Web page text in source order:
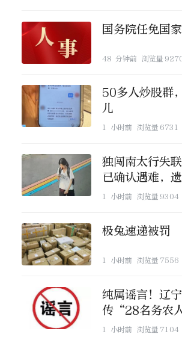
国务院任免国
48 分钟前 浏览量
50多人炒股群
儿
1 小时前 浏览量 6731
独闯南太行失
已确认遇难，
找到
1 小时前 浏览量 9304
极兔速递被罚
1 小时前 浏览量 7556
纯属谣言！辽
传“28名务农
亡”
1 小时前 浏览量 7104